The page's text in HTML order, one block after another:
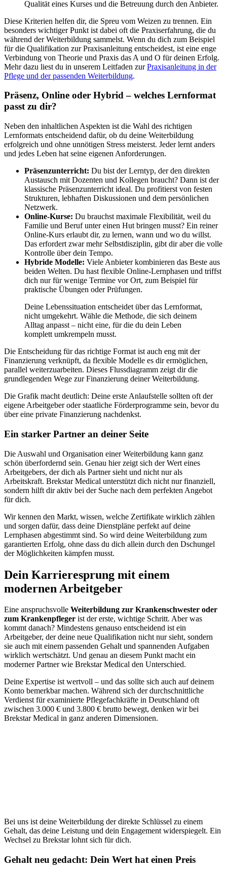
Qualität eines Kurses und die Betreuung durch den Anbieter.
Diese Kriterien helfen dir, die Spreu vom Weizen zu trennen. Ein
besonders wichtiger Punkt ist dabei oft die Praxiserfahrung, die du
während der Weiterbildung sammelst. Wenn du dich zum Beispiel
für die Qualifikation zur Praxisanleitung entscheidest, ist eine enge
Verbindung von Theorie und Praxis das A und O für deinen Erfolg.
Mehr dazu liest du in unserem Leitfaden zurPraxisanleitung in der
Pflege und der passenden Weiterbildung.
Präsenz, Online oder Hybrid – welches Lernformat
passt zu dir?
Neben den inhaltlichen Aspekten ist die Wahl des richtigen
Lernformats entscheidend dafür, ob du deine Weiterbildung
erfolgreich und ohne unnötigen Stress meisterst. Jeder lernt anders
und jedes Leben hat seine eigenen Anforderungen.
Präsenzunterricht: Du bist der Lerntyp, der den direkten
Austausch mit Dozenten und Kollegen braucht? Dann ist der
klassische Präsenzunterricht ideal. Du profitierst von festen
Strukturen, lebhaften Diskussionen und dem persönlichen
Netzwerk.
Online-Kurse: Du brauchst maximale Flexibilität, weil du
Familie und Beruf unter einen Hut bringen musst? Ein reiner
Online-Kurs erlaubt dir, zu lernen, wann und wo du willst.
Das erfordert zwar mehr Selbstdisziplin, gibt dir aber die volle
Kontrolle über dein Tempo.
Hybride Modelle: Viele Anbieter kombinieren das Beste aus
beiden Welten. Du hast flexible Online-Lernphasen und triffst
dich nur für wenige Termine vor Ort, zum Beispiel für
praktische Übungen oder Prüfungen.
Deine Lebenssituation entscheidet über das Lernformat,
nicht umgekehrt. Wähle die Methode, die sich deinem
Alltag anpasst – nicht eine, für die du dein Leben
komplett umkrempeln musst.
Die Entscheidung für das richtige Format ist auch eng mit der
Finanzierung verknüpft, da flexible Modelle es dir ermöglichen,
parallel weiterzuarbeiten. Dieses Flussdiagramm zeigt dir die
grundlegenden Wege zur Finanzierung deiner Weiterbildung.
Die Grafik macht deutlich: Deine erste Anlaufstelle sollten oft der
eigene Arbeitgeber oder staatliche Förderprogramme sein, bevor du
über eine private Finanzierung nachdenkst.
Ein starker Partner an deiner Seite
Die Auswahl und Organisation einer Weiterbildung kann ganz
schön überfordernd sein. Genau hier zeigt sich der Wert eines
Arbeitgebers, der dich als Partner sieht und nicht nur als
Arbeitskraft. Brekstar Medical unterstützt dich nicht nur finanziell,
sondern hilft dir aktiv bei der Suche nach dem perfekten Angebot
für dich.
Wir kennen den Markt, wissen, welche Zertifikate wirklich zählen
und sorgen dafür, dass deine Dienstpläne perfekt auf deine
Lernphasen abgestimmt sind. So wird deine Weiterbildung zum
garantierten Erfolg, ohne dass du dich allein durch den Dschungel
der Möglichkeiten kämpfen musst.
Dein Karrieresprung mit einem
modernen Arbeitgeber
Eine anspruchsvolle Weiterbildung zur Krankenschwester oder
zum Krankenpfleger ist der erste, wichtige Schritt. Aber was
kommt danach? Mindestens genauso entscheidend ist ein
Arbeitgeber, der deine neue Qualifikation nicht nur sieht, sondern
sie auch mit einem passenden Gehalt und spannenden Aufgaben
wirklich wertschätzt. Und genau an diesem Punkt macht ein
moderner Partner wie Brekstar Medical den Unterschied.
Deine Expertise ist wertvoll – und das sollte sich auch auf deinem
Konto bemerkbar machen. Während sich der durchschnittliche
Verdienst für examinierte Pflegefachkräfte in Deutschland oft
zwischen 3.000 € und 3.800 € brutto bewegt, denken wir bei
Brekstar Medical in ganz anderen Dimensionen.
Bei uns ist deine Weiterbildung der direkte Schlüssel zu einem
Gehalt, das deine Leistung und dein Engagement widerspiegelt. Ein
Wechsel zu Brekstar lohnt sich für dich.
Gehalt neu gedacht: Dein Wert hat einen Preis